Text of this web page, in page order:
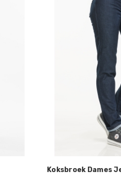
Koksbroek Dames